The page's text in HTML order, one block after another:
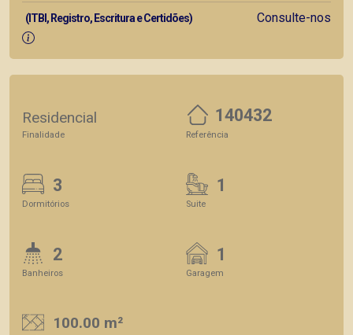
(ITBI, Registro, Escritura e Certidões) Consulte-nos
Residencial
Finalidade
140432
Referência
3
Dormitórios
1
Suite
2
Banheiros
1
Garagem
100.00 m²